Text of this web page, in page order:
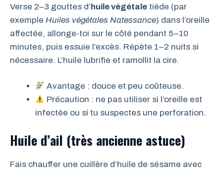
Verse 2–3 gouttes d’huile végétale tiède (par
exemple Huiles végétales Natessance) dans l’oreille
affectée, allonge-toi sur le côté pendant 5–10
minutes, puis essuie l’excès. Répète 1–2 nuits si
nécessaire. L’huile lubrifie et ramollit la cire.
Avantage : douce et peu coûteuse.
Précaution : ne pas utiliser si l’oreille est
infectée ou si tu suspectes une perforation.
Huile d’ail (très ancienne astuce)
Fais chauffer une cuillère d’huile de sésame avec